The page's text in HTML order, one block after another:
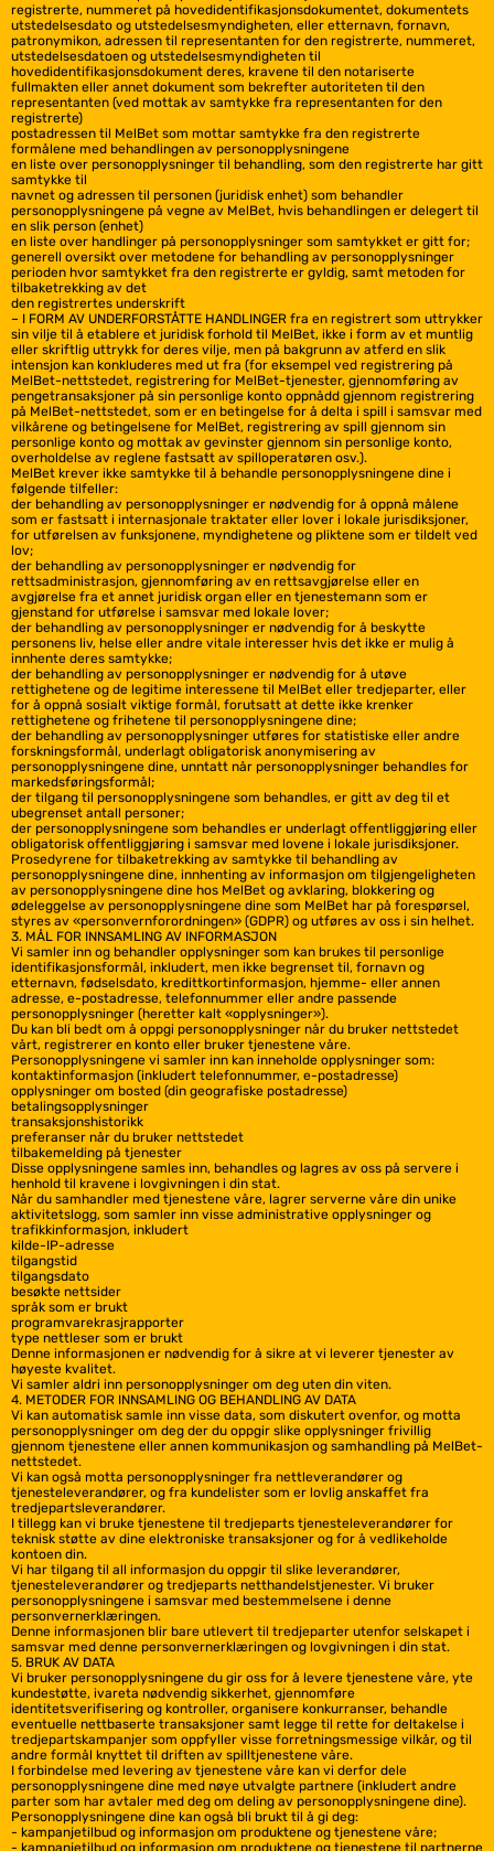
registrerte, nummeret på hovedidentifikasjonsdokumentet, dokumentets
utstedelsesdato og utstedelsesmyndigheten, eller etternavn, fornavn,
patronymikon, adressen til representanten for den registrerte, nummeret,
utstedelsesdatoen og utstedelsesmyndigheten til
hovedidentifikasjonsdokument deres, kravene til den notariserte
fullmakten eller annet dokument som bekrefter autoriteten til den
representanten (ved mottak av samtykke fra representanten for den
registrerte)
postadressen til MelBet som mottar samtykke fra den registrerte
formålene med behandlingen av personopplysningene
en liste over personopplysninger til behandling, som den registrerte har gitt
samtykke til
navnet og adressen til personen (juridisk enhet) som behandler
personopplysningene på vegne av MelBet, hvis behandlingen er delegert til
en slik person (enhet)
en liste over handlinger på personopplysninger som samtykket er gitt for;
generell oversikt over metodene for behandling av personopplysninger
perioden hvor samtykket fra den registrerte er gyldig, samt metoden for
tilbaketrekking av det
den registrertes underskrift
– I FORM AV UNDERFORSTÅTTE HANDLINGER fra en registrert som uttrykker
sin vilje til å etablere et juridisk forhold til MelBet, ikke i form av et muntlig
eller skriftlig uttrykk for deres vilje, men på bakgrunn av atferd en slik
intensjon kan konkluderes med ut fra (for eksempel ved registrering på
MelBet-nettstedet, registrering for MelBet-tjenester, gjennomføring av
pengetransaksjoner på sin personlige konto oppnådd gjennom registrering
på MelBet-nettstedet, som er en betingelse for å delta i spill i samsvar med
vilkårene og betingelsene for MelBet, registrering av spill gjennom sin
personlige konto og mottak av gevinster gjennom sin personlige konto,
overholdelse av reglene fastsatt av spilloperatøren osv.).
MelBet krever ikke samtykke til å behandle personopplysningene dine i
følgende tilfeller:
der behandling av personopplysninger er nødvendig for å oppnå målene
som er fastsatt i internasjonale traktater eller lover i lokale jurisdiksjoner,
for utførelsen av funksjonene, myndighetene og pliktene som er tildelt ved
lov;
der behandling av personopplysninger er nødvendig for
rettsadministrasjon, gjennomføring av en rettsavgjørelse eller en
avgjørelse fra et annet juridisk organ eller en tjenestemann som er
gjenstand for utførelse i samsvar med lokale lover;
der behandling av personopplysninger er nødvendig for å beskytte
personens liv, helse eller andre vitale interesser hvis det ikke er mulig å
innhente deres samtykke;
der behandling av personopplysninger er nødvendig for å utøve
rettighetene og de legitime interessene til MelBet eller tredjeparter, eller
for å oppnå sosialt viktige formål, forutsatt at dette ikke krenker
rettighetene og frihetene til personopplysningene dine;
der behandling av personopplysninger utføres for statistiske eller andre
forskningsformål, underlagt obligatorisk anonymisering av
personopplysningene dine, unntatt når personopplysninger behandles for
markedsføringsformål;
der tilgang til personopplysningene som behandles, er gitt av deg til et
ubegrenset antall personer;
der personopplysningene som behandles er underlagt offentliggjøring eller
obligatorisk offentliggjøring i samsvar med lovene i lokale jurisdiksjoner.
Prosedyrene for tilbaketrekking av samtykke til behandling av
personopplysningene dine, innhenting av informasjon om tilgjengeligheten
av personopplysningene dine hos MelBet og avklaring, blokkering og
ødeleggelse av personopplysningene dine som MelBet har på forespørsel,
styres av «personvernforordningen» (GDPR) og utføres av oss i sin helhet.
3. MÅL FOR INNSAMLING AV INFORMASJON
Vi samler inn og behandler opplysninger som kan brukes til personlige
identifikasjonsformål, inkludert, men ikke begrenset til, fornavn og
etternavn, fødselsdato, kredittkortinformasjon, hjemme- eller annen
adresse, e-postadresse, telefonnummer eller andre passende
personopplysninger (heretter kalt «opplysninger»).
Du kan bli bedt om å oppgi personopplysninger når du bruker nettstedet
vårt, registrerer en konto eller bruker tjenestene våre.
Personopplysningene vi samler inn kan inneholde opplysninger som:
kontaktinformasjon (inkludert telefonnummer, e-postadresse)
opplysninger om bosted (din geografiske postadresse)
betalingsopplysninger
transaksjonshistorikk
preferanser når du bruker nettstedet
tilbakemelding på tjenester
Disse opplysningene samles inn, behandles og lagres av oss på servere i
henhold til kravene i lovgivningen i din stat.
Når du samhandler med tjenestene våre, lagrer serverne våre din unike
aktivitetslogg, som samler inn visse administrative opplysninger og
trafikkinformasjon, inkludert
kilde-IP-adresse
tilgangstid
tilgangsdato
besøkte nettsider
språk som er brukt
programvarekrasjrapporter
type nettleser som er brukt
Denne informasjonen er nødvendig for å sikre at vi leverer tjenester av
høyeste kvalitet.
Vi samler aldri inn personopplysninger om deg uten din viten.
4. METODER FOR INNSAMLING OG BEHANDLING AV DATA
Vi kan automatisk samle inn visse data, som diskutert ovenfor, og motta
personopplysninger om deg der du oppgir slike opplysninger frivillig
gjennom tjenestene eller annen kommunikasjon og samhandling på MelBet-
nettstedet.
Vi kan også motta personopplysninger fra nettleverandører og
tjenesteleverandører, og fra kundelister som er lovlig anskaffet fra
tredjepartsleverandører.
I tillegg kan vi bruke tjenestene til tredjeparts tjenesteleverandører for
teknisk støtte av dine elektroniske transaksjoner og for å vedlikeholde
kontoen din.
Vi har tilgang til all informasjon du oppgir til slike leverandører,
tjenesteleverandører og tredjeparts netthandelstjenester. Vi bruker
personopplysningene i samsvar med bestemmelsene i denne
personvernerklæringen.
Denne informasjonen blir bare utlevert til tredjeparter utenfor selskapet i
samsvar med denne personvernerklæringen og lovgivningen i din stat.
5. BRUK AV DATA
Vi bruker personopplysningene du gir oss for å levere tjenestene våre, yte
kundestøtte, ivareta nødvendig sikkerhet, gjennomføre
identitetsverifisering og kontroller, organisere konkurranser, behandle
eventuelle nettbaserte transaksjoner samt legge til rette for deltakelse i
tredjepartskampanjer som oppfyller visse forretningsmessige vilkår, og til
andre formål knyttet til driften av spilltjenestene våre.
I forbindelse med levering av tjenestene våre kan vi derfor dele
personopplysningene dine med nøye utvalgte partnere (inkludert andre
parter som har avtaler med deg om deling av personopplysningene dine).
Personopplysningene dine kan også bli brukt til å gi deg:
- kampanjetilbud og informasjon om produktene og tjenestene våre;
- kampanjetilbud og informasjon om produktene og tjenestene til partnerne